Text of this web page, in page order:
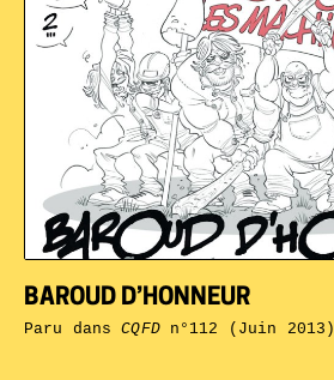
BAROUD D’HONNEUR
Paru dansCQFDn°112 (Juin 2013)